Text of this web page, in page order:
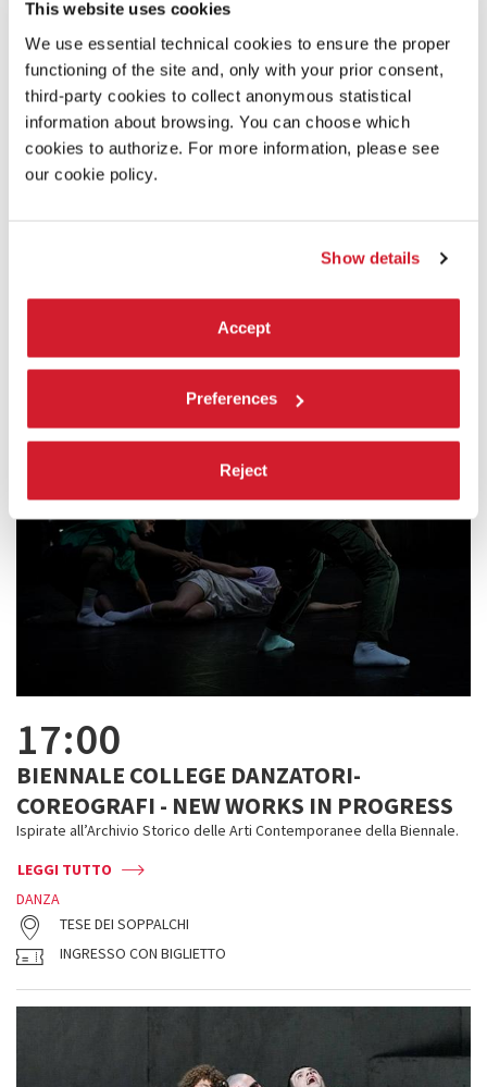
This website uses cookies
We use essential technical cookies to ensure the proper
functioning of the site and, only with your prior consent,
third-party cookies to collect anonymous statistical
information about browsing. You can choose which
cookies to authorize. For more information, please see
our cookie policy.
Show details
Accept
Preferences
Reject
RANDOM INTERNATIONAL & COMPANY
WAYNE MCGREGOR - FUTURE SELF
Installazione performativa fatta di luci di Random International.
LEGGI TUTTO
DANZA
CA’ GIUSTINIAN
INGRESSO SU PRENOTAZIONE
17:00
BIENNALE COLLEGE DANZATORI-
COREOGRAFI - NEW WORKS IN PROGRESS
Ispirate all’Archivio Storico delle Arti Contemporanee della Biennale.
LEGGI TUTTO
DANZA
TESE DEI SOPPALCHI
INGRESSO CON BIGLIETTO